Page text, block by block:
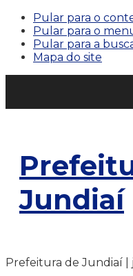
Pular para o
Pular para o
Pular para a
Mapa do site
Jundiaí
Prefeitura de Jundiaí |